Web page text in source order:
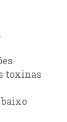
toxinas